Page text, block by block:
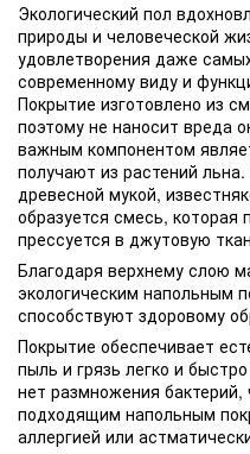
Экологический пол
природы и человеческой
удовлетворения даже
современному виду и
Покрытие изготовлено из
поэтому не наносит вреда
важным компонентом
получают из растений
древесной мукой,
образуется смесь,
прессуется в джутовую
Благодаря верхнему слою
экологическим напольным
способствуют здоровому
Покрытие обеспечивает
пыль и грязь легко и
нет размножения бактерий,
подходящим напольным
аллергией или